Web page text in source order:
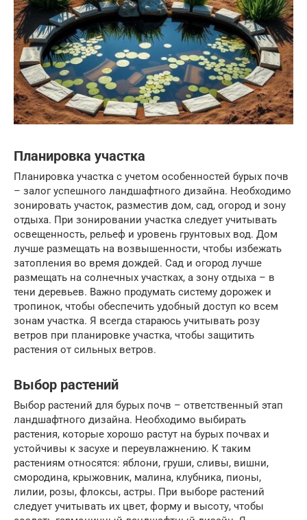
Планировка участка
Планировка участка с учетом особенностей бурых почв
– залог успешного ландшафтного дизайна. Необходимо
зонировать участок, разместив дом, сад, огород и зону
отдыха. При зонировании участка следует учитывать
освещенность, рельеф и уровень грунтовых вод. Дом
лучше размещать на возвышенности, чтобы избежать
затопления во время дождей. Сад и огород лучше
размещать на солнечных участках, а зону отдыха – в
тени деревьев. Важно продумать систему дорожек и
тропинок, чтобы обеспечить удобный доступ ко всем
зонам участка. Я всегда стараюсь учитывать розу
ветров при планировке участка, чтобы защитить
растения от сильных ветров.
Выбор растений
Выбор растений для бурых почв – ответственный этап
ландшафтного дизайна. Необходимо выбирать
растения, которые хорошо растут на бурых почвах и
устойчивы к засухе и переувлажнению. К таким
растениям относятся: яблони, груши, сливы, вишни,
смородина, крыжовник, малина, клубника, пионы,
лилии, розы, флоксы, астры. При выборе растений
следует учитывать их цвет, форму и высоту, чтобы